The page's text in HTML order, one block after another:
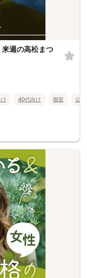
週の高松まつ
40代向け 個室 公